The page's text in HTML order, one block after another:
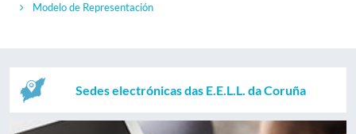
Modelo de Representación
Sedes electrónicas das E.E.L.L. da Coruña